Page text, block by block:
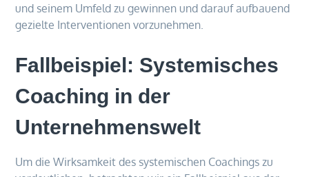
und seinem Umfeld zu gewinnen und darauf aufbauend
gezielte Interventionen vorzunehmen.
Fallbeispiel: Systemisches
Coaching in der
Unternehmenswelt
Um die Wirksamkeit des systemischen Coachings zu